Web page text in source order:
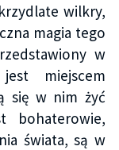
wilkry,
magia tego
w
miejscem
się w nim żyć
bohaterowie,
świata, są w